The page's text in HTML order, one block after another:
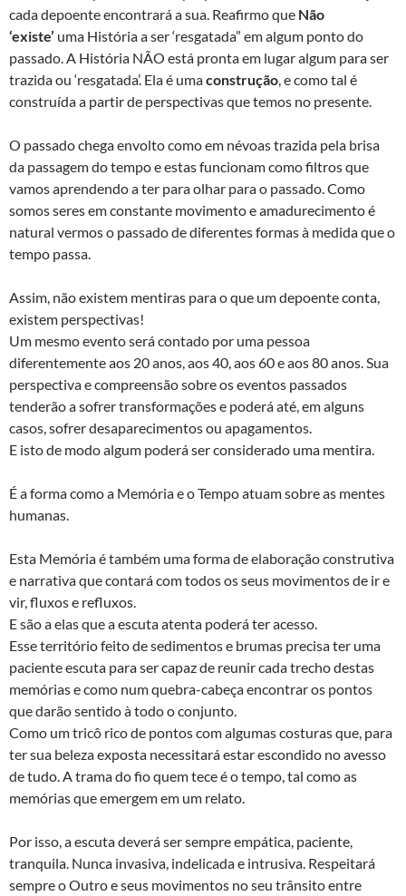
cada depoente encontrará a sua. Reafirmo que Não
‘existe’ uma História a ser ‘resgatada” em algum ponto do
passado. A História NÃO está pronta em lugar algum para ser
trazida ou ‘resgatada’. Ela é umaconstrução, e como tal é
construída a partir de perspectivas que temos no presente.
O passado chega envolto como em névoas trazida pela brisa
da passagem do tempo e estas funcionam como filtros que
vamos aprendendo a ter para olhar para o passado. Como
somos seres em constante movimento e amadurecimento é
natural vermos o passado de diferentes formas à medida que o
tempo passa.
Assim, não existem mentiras para o que um depoente conta,
existem perspectivas!
Um mesmo evento será contado por uma pessoa
diferentemente aos 20 anos, aos 40, aos 60 e aos 80 anos. Sua
perspectiva e compreensão sobre os eventos passados
tenderão a sofrer transformações e poderá até, em alguns
casos, sofrer desaparecimentos ou apagamentos.
E isto de modo algum poderá ser considerado uma mentira.
É a forma como a Memória e o Tempo atuam sobre as mentes
humanas.
Esta Memória é também uma forma de elaboração construtiva
e narrativa que contará com todos os seus movimentos de ir e
vir, fluxos e refluxos.
E são a elas que a escuta atenta poderá ter acesso.
Esse território feito de sedimentos e brumas precisa ter uma
paciente escuta para ser capaz de reunir cada trecho destas
memórias e como num quebra-cabeça encontrar os pontos
que darão sentido à todo o conjunto.
Como um tricô rico de pontos com algumas costuras que, para
ter sua beleza exposta necessitará estar escondido no avesso
de tudo. A trama do fio quem tece é o tempo, tal como as
memórias que emergem em um relato.
Por isso, a escuta deverá ser sempre empática, paciente,
tranquila. Nunca invasiva, indelicada e intrusiva. Respeitará
sempre o Outro e seus movimentos no seu trânsito entre